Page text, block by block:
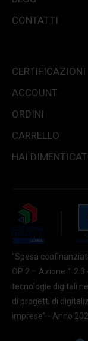
CONTATTI
CERTIFICAZIONI
ACCOUNT
ORDINI
CARRELLO
HAI
“Spesa
OP 2 – Azione
tecnologie digitali
di progetti di
imprese” - Anno